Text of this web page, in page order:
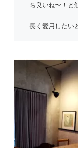
ち良いね〜！と
長く愛用したい